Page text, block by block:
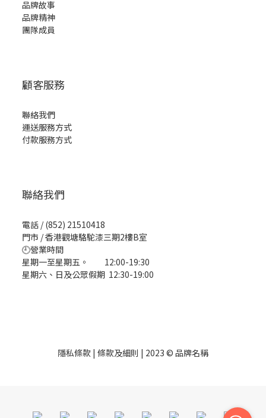
品牌故事
品牌精神
團隊成員
顧客服務
聯絡我們
運送服務方式
付款服務方式
聯絡我們
電話 / (852) 21510418
門市 / 香港觀塘駱駝漆三期2樓B室
🕘營業時間
星期一至星期五。 12:00-19:30
星期六、日及公眾假期 12:30-19:00
隱私條款 | 條款及細則 | 2023 © 品牌名稱